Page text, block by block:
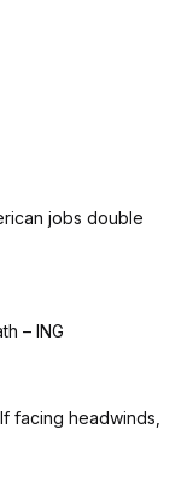
jobs double
– ING
facing headwinds,